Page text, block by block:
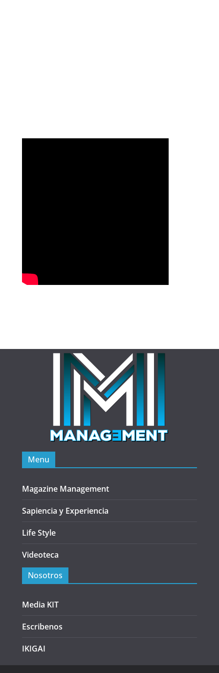
Menu
Magazine Management
Sapiencia y Experiencia
Life Style
Videoteca
Nosotros
Media KIT
Escribenos
IKIGAI